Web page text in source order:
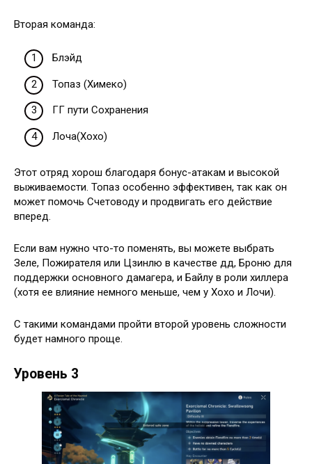
Вторая команда:
Блэйд
Топаз (Химеко)
ГГ пути Сохранения
Лоча(Хохо)
Этот отряд хорош благодаря бонус-атакам и высокой
выживаемости. Топаз особенно эффективен, так как он
может помочь Счетоводу и продвигать его действие
вперед.
Если вам нужно что-то поменять, вы можете выбрать
Зеле, Пожирателя или Цзинлю в качестве дд, Броню для
поддержки основного дамагера, и Байлу в роли хиллера
(хотя ее влияние немного меньше, чем у Хохо и Лочи).
С такими командами пройти второй уровень сложности
будет намного проще.
Уровень 3